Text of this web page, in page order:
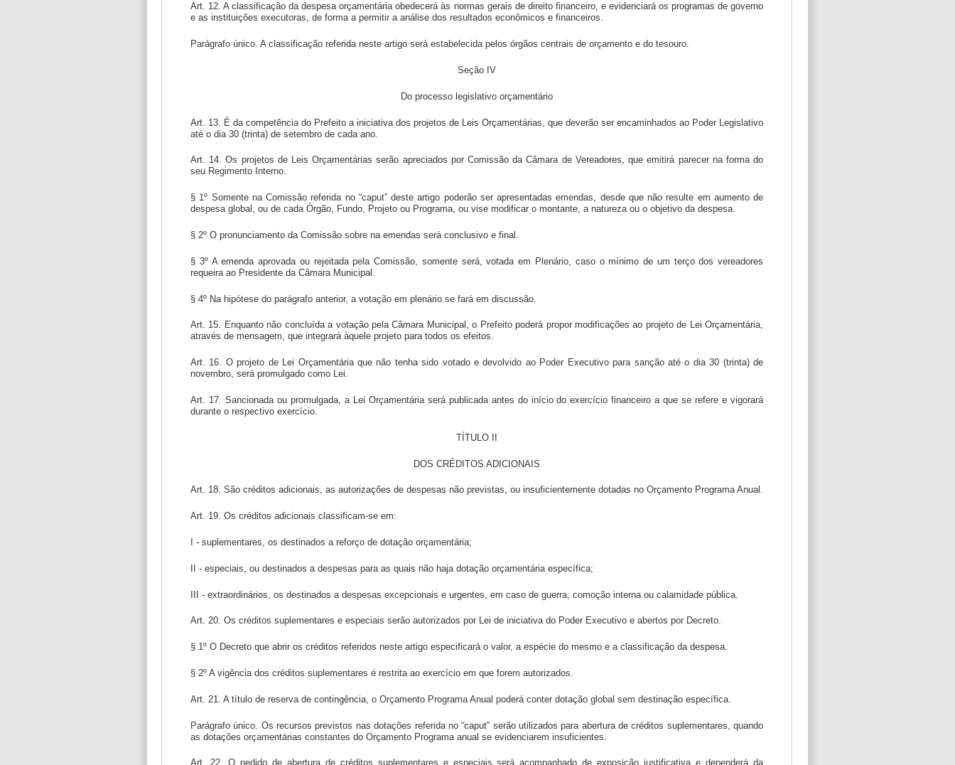
Art. 12. A classificação da despesa orçamentária obedecerá às normas gerais de direito financeiro, e evidenciará os programas de governo
e as instituições executoras, de forma a permitir a análise dos resultados econômicos e financeiros.
Parágrafo único. A classificação referida neste artigo será estabelecida pelos órgãos centrais de orçamento e do tesouro.
Seção IV
Do processo legislativo orçamentário
Art. 13. É da competência do Prefeito a iniciativa dos projetos de Leis Orçamentárias, que deverão ser encaminhados ao Poder Legislativo
até o dia 30 (trinta) de setembro de cada ano.
Art. 14. Os projetos de Leis Orçamentárias serão apreciados por Comissão da Câmara de Vereadores, que emitirá parecer na forma do
seu Regimento Interno.
§ 1º Somente na Comissão referida no “caput” deste artigo poderão ser apresentadas emendas, desde que não resulte em aumento de
despesa global, ou de cada Órgão, Fundo, Projeto ou Programa, ou vise modificar o montante, a natureza ou o objetivo da despesa.
§ 2º O pronunciamento da Comissão sobre na emendas será conclusivo e final.
§ 3º A emenda aprovada ou rejeitada pela Comissão, somente será, votada em Plenário, caso o mínimo de um terço dos vereadores
requeira ao Presidente da Câmara Municipal.
§ 4º Na hipótese do parágrafo anterior, a votação em plenário se fará em discussão.
Art. 15. Enquanto não concluída a votação pela Câmara Municipal, o Prefeito poderá propor modificações ao projeto de Lei Orçamentária,
através de mensagem, que integrará àquele projeto para todos os efeitos.
Art. 16. O projeto de Lei Orçamentária que não tenha sido votado e devolvido ao Poder Executivo para sanção até o dia 30 (trinta) de
novembro, será promulgado como Lei.
Art. 17. Sancionada ou promulgada, a Lei Orçamentária será publicada antes do início do exercício financeiro a que se refere e vigorará
durante o respectivo exercício.
TÍTULO II
DOS CRÉDITOS ADICIONAIS
Art. 18. São créditos adicionais, as autorizações de despesas não previstas, ou insuficientemente dotadas no Orçamento Programa Anual.
Art. 19. Os créditos adicionais classificam-se em:
I - suplementares, os destinados a reforço de dotação orçamentária;
II - especiais, ou destinados a despesas para as quais não haja dotação orçamentária específica;
III - extraordinários, os destinados a despesas excepcionais e urgentes, em caso de guerra, comoção interna ou calamidade pública.
Art. 20. Os créditos suplementares e especiais serão autorizados por Lei de iniciativa do Poder Executivo e abertos por Decreto.
§ 1º O Decreto que abrir os créditos referidos neste artigo especificará o valor, a espécie do mesmo e a classificação da despesa.
§ 2º A vigência dos créditos suplementares é restrita ao exercício em que forem autorizados.
Art. 21. A título de reserva de contingência, o Orçamento Programa Anual poderá conter dotação global sem destinação específica.
Parágrafo único. Os recursos previstos nas dotações referida no “caput” serão utilizados para abertura de créditos suplementares, quando
as dotações orçamentárias constantes do Orçamento Programa anual se evidenciarem insuficientes.
Art. 22. O pedido de abertura de créditos suplementares e especiais será acompanhado de exposição justificativa e dependerá da